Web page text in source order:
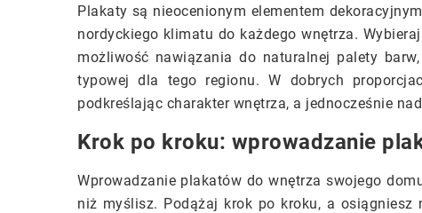
Plakaty są nieocenionym elementem
nordyckiego klimatu do każdego wnętrza.
możliwość nawiązania do naturalnej palety
typowej dla tego regionu. W dobrych
podkreślając charakter wnętrza, a jednocześnie
Krok po kroku: wprowadzanie
Wprowadzanie plakatów do wnętrza swojego
niż myślisz. Podążaj krok po kroku, a